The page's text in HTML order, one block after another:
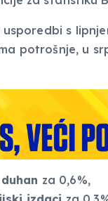
usporedbi s
potrošnje, u
za 0,6%,